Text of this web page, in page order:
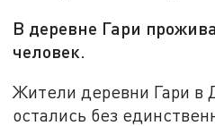
В деревне Гари
человек.
Жители деревни Гари в
остались без